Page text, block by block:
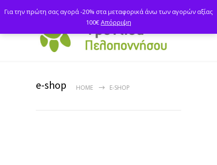
e-shop HOME E-SHOP
Για την πρώτη σας αγορά -20% στα μεταφορικά άνω των αγορών αξίας
100€Απόρριψη